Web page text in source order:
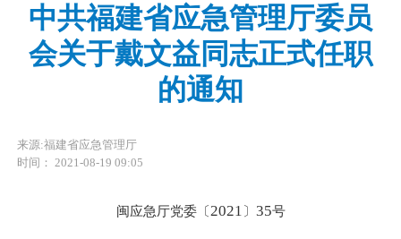
中共福建省应急管理厅委员
会关于戴文益同志正式任职
的通知
来源:福建省应急管理厅
时间： 2021-08-19 09:05
闽应急厅党委〔2021〕 35号